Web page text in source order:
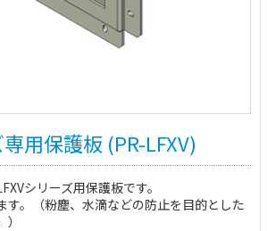
用保護板 (PR-LFXV)
シリーズ用保護板です。
す。（粉塵、水滴などの防止を目的とした